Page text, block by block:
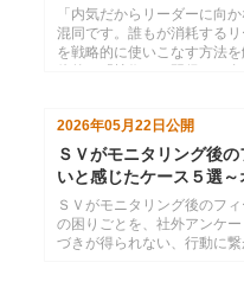
「内気だからリーダーに向
混同です。誰もが消耗する
を戦略的に使いこなす方法
2026年05月22日公開
ＳＶがモニタリング後
いと感じたケース５選～
には
ＳＶがモニタリング後のフ
の困りごとを、社外アンケ
づきが得られない、行動に